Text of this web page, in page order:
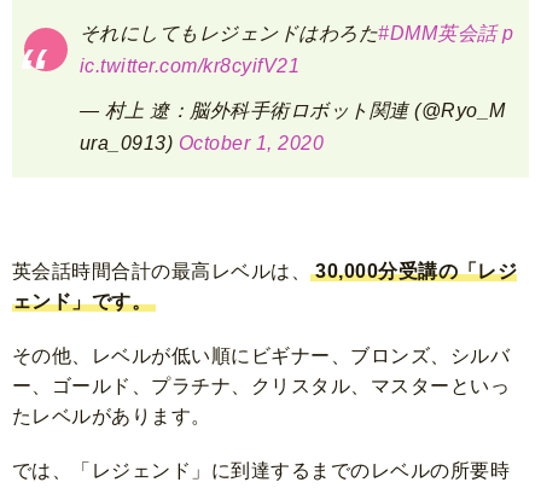
それにしてもレジェンドはわろた#DMM英会話 p
ic.twitter.com/kr8cyifV21
— 村上 遼：脳外科手術ロボット関連 (@Ryo_M
ura_0913) October 1, 2020
英会話時間合計の最高レベルは、 30,000分受講の「レジ
ェンド」です。
その他、レベルが低い順にビギナー、ブロンズ、シルバ
ー、ゴールド、プラチナ、クリスタル、マスターといっ
たレベルがあります。
では、「レジェンド」に到達するまでのレベルの所要時